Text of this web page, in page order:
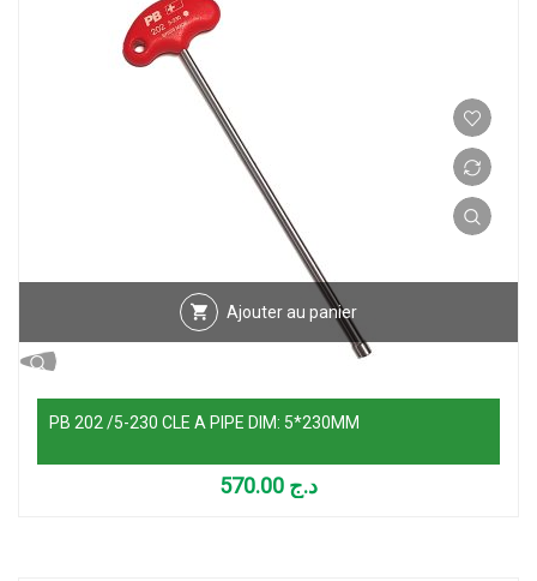
Ajouter au panier
PB 202 /5-230 CLE A PIPE DIM: 5*230MM
د.ج